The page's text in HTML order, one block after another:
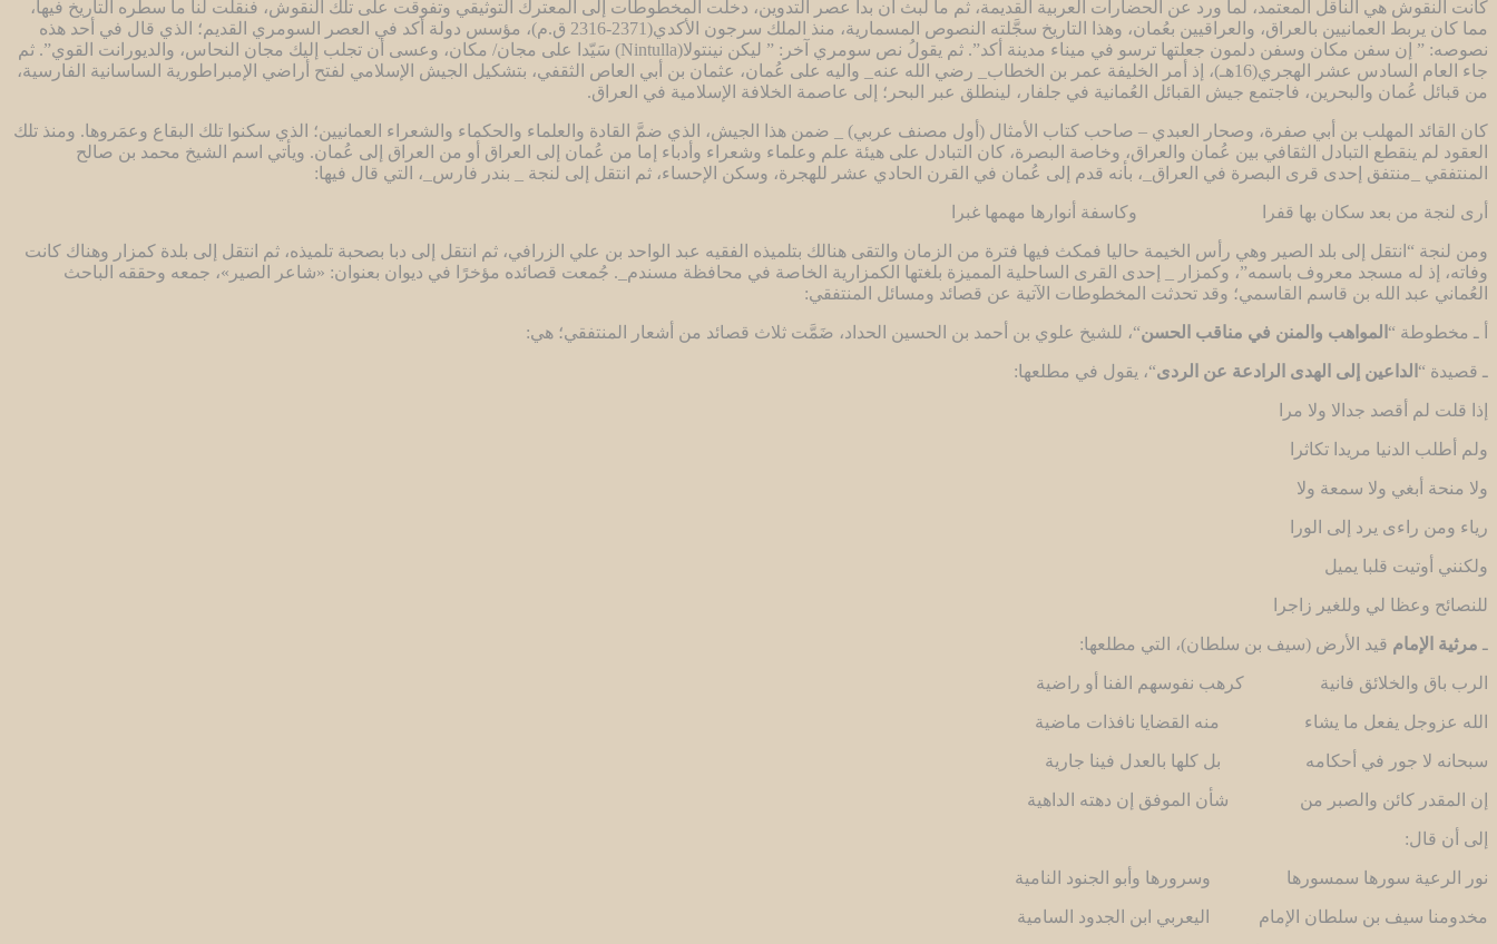
كانت النقوش هي الناقل المعتمد، لما ورد عن الحضارات العربية القديمة، ثم ما لبث أن بدأ عصر التدوين، دخلت المخطوطات إلى المعترك التوثيقي وتفوقت على تلك النقوش، فنقلت لنا ما سطره التاريخ فيها،
مما كان يربط العمانيين بالعراق، والعراقيين بعُمان، وهذا التاريخ سجَّلته النصوص المسمارية، منذ الملك سرجون الأكدي(2371-2316 ق.م)، مؤسس دولة أكد في العصر السومري القديم؛ الذي قال في أحد هذه
نصوصه: ” إن سفن مكان وسفن دلمون جعلتها ترسو في ميناء مدينة أكد”. ثم يقولُ نص سومري آخر: ” ليكن نينتولا(Nintulla) سَيّدا على مجان/ مكان، وعسى أن تجلب إليك مجان النحاس، والديورانت القوي”. ثم
جاء العام السادس عشر الهجري(16هـ)، إذ أمر الخليفة عمر بن الخطاب_ رضي الله عنه_ واليه على عُمان، عثمان بن أبي العاص الثقفي، بتشكيل الجيش الإسلامي لفتح أراضي الإمبراطورية الساسانية الفارسية،
من قبائل عُمان والبحرين، فاجتمع جيش القبائل العُمانية في جلفار، لينطلق عبر البحر؛ إلى عاصمة الخلافة الإسلامية في العراق.
كان القائد المهلب بن أبي صفرة، وصحار العبدي – صاحب كتاب الأمثال (أول مصنف عربي) _ ضمن هذا الجيش، الذي ضمَّ القادة والعلماء والحكماء والشعراء العمانيين؛ الذي سكنوا تلك البقاع وعمَروها. ومنذ تلك
العقود لم ينقطع التبادل الثقافي بين عُمان والعراق، وخاصة البصرة، كان التبادل على هيئة علم وعلماء وشعراء وأدباء إما من عُمان إلى العراق أو من العراق إلى عُمان. ويأتي اسم الشيخ محمد بن صالح
المنتفقي _منتفق إحدى قرى البصرة في العراق_، بأنه قدم إلى عُمان في القرن الحادي عشر للهجرة، وسكن الإحساء، ثم انتقل إلى لنجة _ بندر فارس_، التي قال فيها:
أرى لنجة من بعد سكان بها قفرا وكاسفة أنوارها مهمها غبرا
ومن لنجة “انتقل إلى بلد الصير وهي رأس الخيمة حاليا فمكث فيها فترة من الزمان والتقى هنالك بتلميذه الفقيه عبد الواحد بن علي الزرافي، ثم انتقل إلى دبا بصحبة تلميذه، ثم انتقل إلى بلدة كمزار وهناك كانت
وفاته، إذ له مسجد معروف باسمه”، وكمزار _ إحدى القرى الساحلية المميزة بلغتها الكمزارية الخاصة في محافظة مسندم_. جُمعت قصائده مؤخرًا في ديوان بعنوان: «شاعر الصير»، جمعه وحققه الباحث
العُماني عبد الله بن قاسم القاسمي؛ وقد تحدثت المخطوطات الآتية عن قصائد ومسائل المنتفقي:
أ ـ مخطوطة “ المواهب والمنن في مناقب الحسن“، للشيخ علوي بن أحمد بن الحسين الحداد، ضَمَّت ثلاث قصائد من أشعار المنتفقي؛ هي:
ـ قصيدة “ الداعين إلى الهدى الرادعة عن الردى“، يقول في مطلعها:
إذا قلت لم أقصد جدالا ولا مرا
ولم أطلب الدنيا مريدا تكاثرا
ولا منحة أبغي ولا سمعة ولا
رياء ومن راءى يرد إلى الورا
ولكنني أوتيت قلبا يميل
للنصائح وعظا لي وللغير زاجرا
ـ مرثية الإمام قيد الأرض (سيف بن سلطان)، التي مطلعها:
الرب باق والخلائق فانية كرهب نفوسهم الفنا أو راضية
الله عزوجل يفعل ما يشاء منه القضايا نافذات ماضية
سبحانه لا جور في أحكامه بل كلها بالعدل فينا جارية
إن المقدر كائن والصبر من شأن الموفق إن دهته الداهية
إلى أن قال:
نور الرعية سورها سمسورها وسرورها وأبو الجنود النامية
مخدومنا سيف بن سلطان الإمام اليعربي ابن الجدود السامية